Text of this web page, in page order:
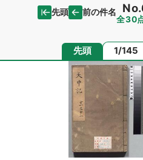
先頭 前の件名
全30
先頭 ページ